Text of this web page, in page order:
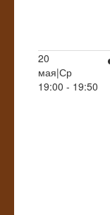
20
мая|Ср
19:00 - 19:50